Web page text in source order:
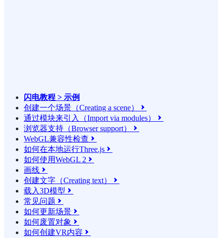
闪电教程 > 示例
创建一个场景（Creating a scene）

通过模块来引入（Import via modules） 
浏览器支持（Browser support） 
WebGL兼容性检查 
如何在本地运行Three.js 
如何使用WebGL 2 
画线 
创建文字（Creating text） 
载入3D模型 
常见问题 
如何更新场景 
如何废置对象 
如何创建VR内容 